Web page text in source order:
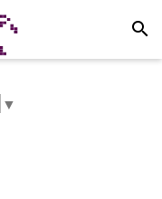
search
▼